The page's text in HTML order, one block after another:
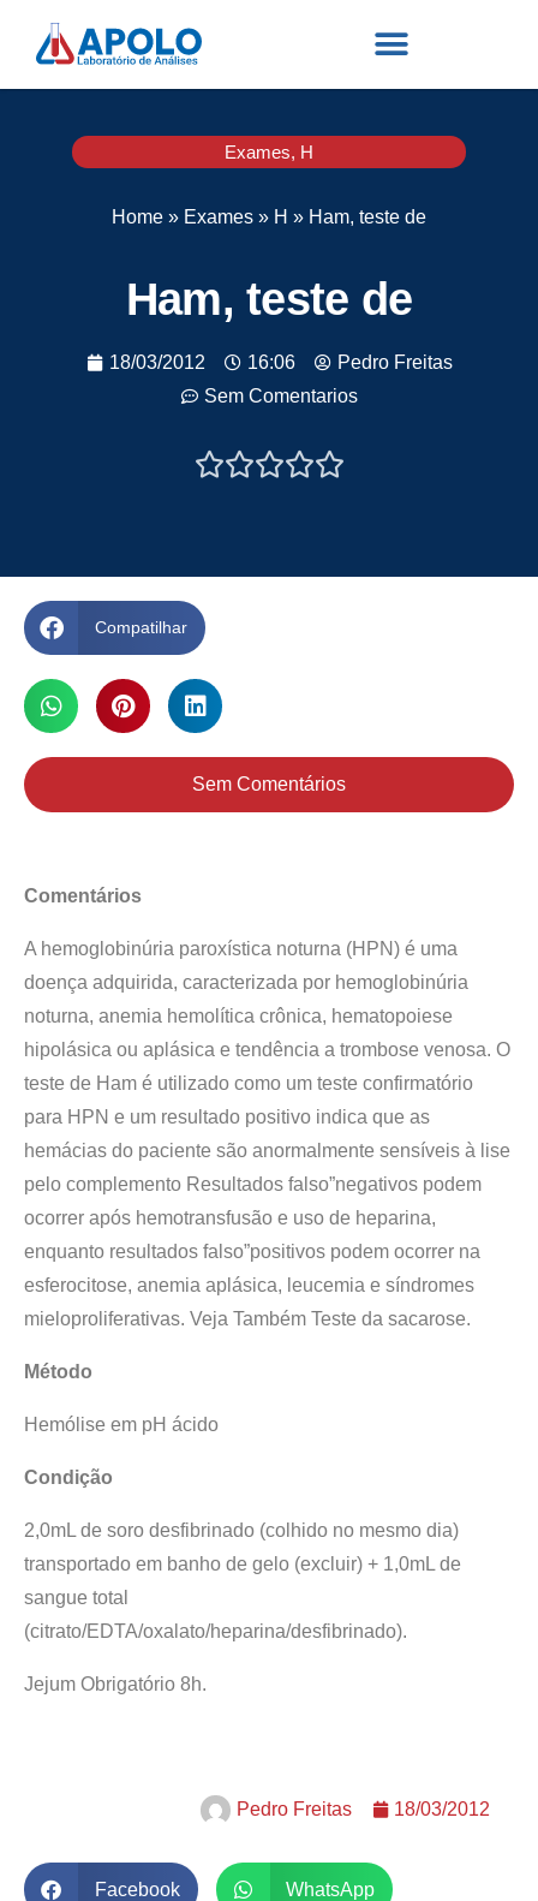
Exames, H
Home » Exames » H » Ham, teste de
Ham, teste de
18/03/2012 16:06
Pedro Freitas
Sem Comentarios

Compatilhar
Sem Comentários
Comentários
A hemoglobinúria paroxística noturna (HPN) é uma
doença adquirida, caracterizada por hemoglobinúria
noturna, anemia hemolítica crônica, hematopoiese
hipolásica ou aplásica e tendência a trombose venosa. O
teste de Ham é utilizado como um teste confirmatório
para HPN e um resultado positivo indica que as
hemácias do paciente são anormalmente sensíveis à lise
pelo complemento Resultados falso”negativos podem
ocorrer após hemotransfusão e uso de heparina,
enquanto resultados falso”positivos podem ocorrer na
esferocitose, anemia aplásica, leucemia e síndromes
mieloproliferativas. Veja Também Teste da sacarose.
Método
Hemólise em pH ácido
Condição
2,0mL de soro desfibrinado (colhido no mesmo dia)
transportado em banho de gelo (excluir) + 1,0mL de
sangue total
(citrato/EDTA/oxalato/heparina/desfibrinado).
Jejum Obrigatório 8h.
Pedro Freitas 18/03/2012
Facebook WhatsApp